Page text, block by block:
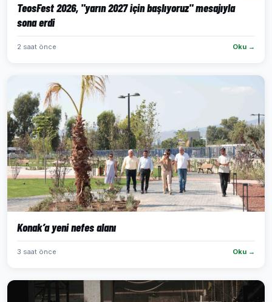
TeosFest 2026, "yarın 2027 için başlıyoruz" mesajıyla
sona erdi
2 saat önce Oku →
Konak’a yeni nefes alanı
3 saat önce Oku →